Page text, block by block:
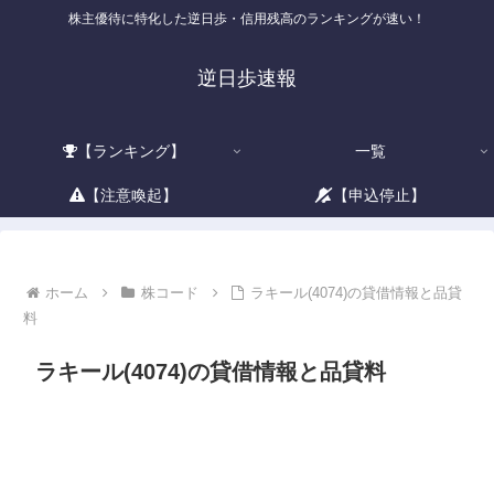
株主優待に特化した逆日歩・信用残高のランキングが速い！
逆日歩速報
【ランキング】 一覧
【注意喚起】 【申込停止】
ホーム 株コード
ラキール(4074)の貸借情報と品貸
料
ラキール(4074)の貸借情報と品貸料